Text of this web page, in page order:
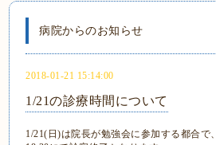
病院からのお知らせ
2018-01-21 15:14:00
1/21の診療時間について
1/21(日)は院長が勉強会に参加する都合で、